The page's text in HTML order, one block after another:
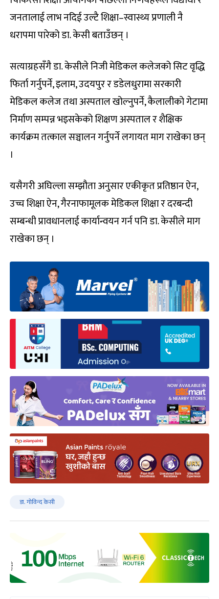
जनतालाई लाभ नदिई उल्टै शिक्षा–स्वास्थ्य प्रणाली नै
धरापमा पारेको डा. केसी बताउँछन् ।
सत्याग्रहसँगै डा. केसीले निजी मेडिकल कलेजको सिट वृद्धि
फिर्ता गर्नुपर्ने, इलाम, उदयपुर र डडेलधुरामा सरकारी
मेडिकल कलेज तथा अस्पताल खोल्नुपर्ने, कैलालीको गेटामा
निर्माण सम्पन्न भइसकेको शिक्षण अस्पताल र शैक्षिक
कार्यक्रम तत्काल सञ्चालन गर्नुपर्ने लगायत माग राखेका छन्
।
यसैगरी अघिल्ला सम्झौता अनुसार एकीकृत प्रतिष्ठान ऐन,
उच्च शिक्षा ऐन, गैरनाफामूलक मेडिकल शिक्षा र दरबन्दी
सम्बन्धी प्रावधानलाई कार्यान्वयन गर्न पनि डा. केसीले माग
राखेका छन् ।
डा. गोविन्द केसी